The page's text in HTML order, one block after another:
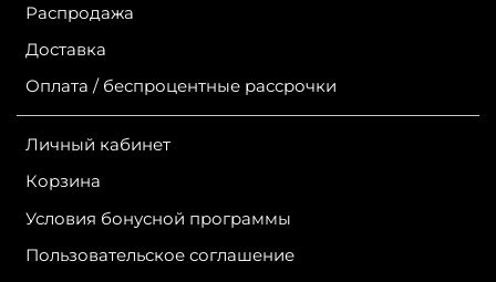
Распродажа
Доставка
Оплата / беспроцентные рассрочки
Личный кабинет
Корзина
Условия бонусной программы
Пользовательское соглашение